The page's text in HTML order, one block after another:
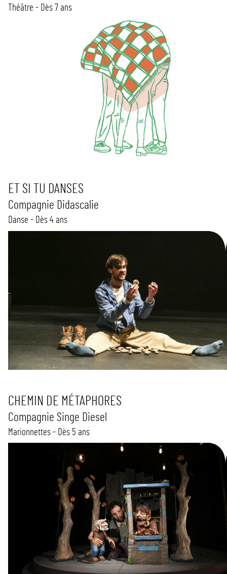
Théâtre - Dès 7 ans
ET SI TU DANSES
Compagnie Didascalie
Danse - Dès 4 ans
CHEMIN DE MÉTAPHORES
Compagnie Singe Diesel
Marionnettes - Dès 5 ans